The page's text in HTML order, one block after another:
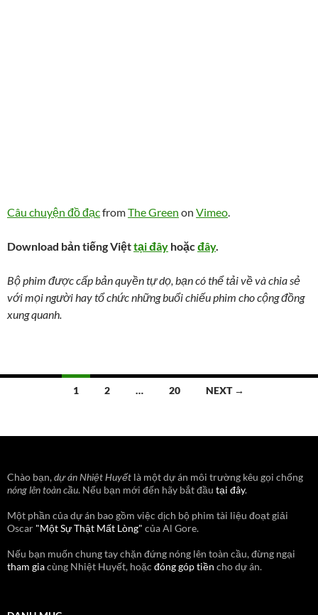
Câu chuyện đồ đạcfromThe Green on Vimeo.
Download bản tiếng Việttại đây hoặcđây.
Bộ phim được cấp bản quyền tự dọ, bạn có thể tải về và chia sẻ
với mọi người hay tổ chức những buổi chiếu phim cho cộng đồng
xung quanh.
1 2 … 20 NEXT →
Chào bạn,dự án Nhiệt Huyết là một dự án môi trường kêu gọi chống
nóng lên toàn cầu. Nếu bạn mới đến hãy bắt đầu tại đây.
Một phần của dự án bao gồm việc dịch bộ phim tài liệu đoạt giải
Oscar "Một Sự Thật Mất Lòng" của Al Gore.
Nếu bạn muốn chung tay chặn đứng nóng lên toàn cầu, đừng ngại
tham giacùng Nhiệt Huyết, hoặc đóng góp tiền cho dự án.